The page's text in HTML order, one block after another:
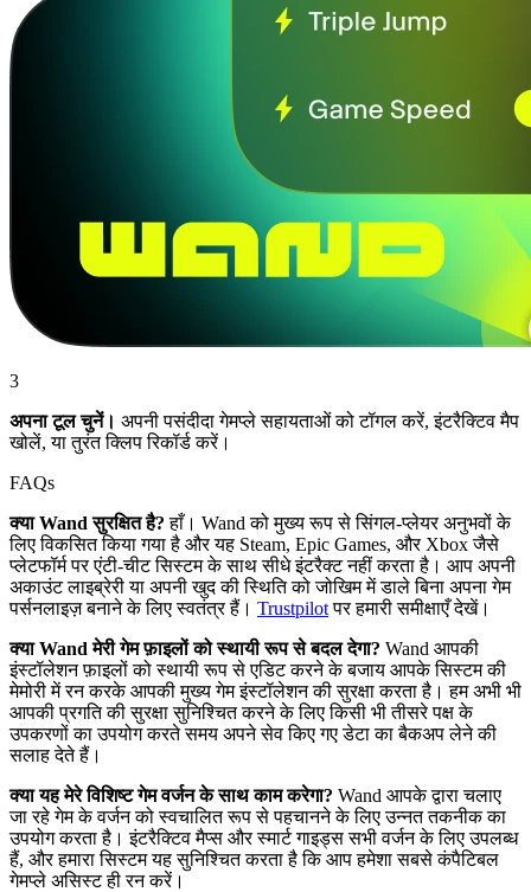
3
अपना टूल चुनें। अपनी पसंदीदा गेमप्ले सहायताओं को टॉगल करें, इंटरैक्टिव मैप
खोलें, या तुरंत क्लिप रिकॉर्ड करें।
FAQs
क्या Wand सुरक्षित है? हाँ। Wand को मुख्य रूप से सिंगल-प्लेयर अनुभवों के
लिए विकसित किया गया है और यह Steam, Epic Games, और Xbox जैसे
प्लेटफॉर्म पर एंटी-चीट सिस्टम के साथ सीधे इंटरैक्ट नहीं करता है। आप अपनी
अकाउंट लाइब्रेरी या अपनी खुद की स्थिति को जोखिम में डाले बिना अपना गेम
पर्सनलाइज़ बनाने के लिए स्वतंत्र हैं। Trustpilotपर हमारी समीक्षाएँ देखें।
क्या Wand मेरी गेम फ़ाइलों को स्थायी रूप से बदल देगा? Wand आपकी
इंस्टॉलेशन फ़ाइलों को स्थायी रूप से एडिट करने के बजाय आपके सिस्टम की
मेमोरी में रन करके आपकी मुख्य गेम इंस्टॉलेशन की सुरक्षा करता है। हम अभी भी
आपकी प्रगति की सुरक्षा सुनिश्चित करने के लिए किसी भी तीसरे पक्ष के
उपकरणों का उपयोग करते समय अपने सेव किए गए डेटा का बैकअप लेने की
सलाह देते हैं।
क्या यह मेरे विशिष्ट गेम वर्जन के साथ काम करेगा? Wand आपके द्वारा चलाए
जा रहे गेम के वर्जन को स्वचालित रूप से पहचानने के लिए उन्नत तकनीक का
उपयोग करता है। इंटरैक्टिव मैप्स और स्मार्ट गाइड्स सभी वर्जन के लिए उपलब्ध
हैं, और हमारा सिस्टम यह सुनिश्चित करता है कि आप हमेशा सबसे कंपैटिबल
गेमप्ले असिस्ट ही रन करें।